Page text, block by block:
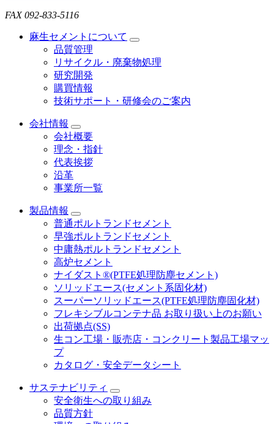
FAX 092-833-5116
麻生セメントについて
品質管理
リサイクル・廃棄物処理
研究開発
購買情報
技術サポート・研修会のご案内
会社情報
会社概要
理念・指針
代表挨拶
沿革
事業所一覧
製品情報
普通ポルトランドセメント
早強ポルトランドセメント
中庸熱ポルトランドセメント
高炉セメント
ナイダスト®(PTFE処理防塵セメント)
ソリッドエース(セメント系固化材)
スーパーソリッドエース(PTFE処理防塵固化材)
フレキシブルコンテナ品 お取り扱い上のお願い
出荷拠点(SS)
生コン工場・販売店・コンクリート製品工場マッ
プ
カタログ・安全データシート
サステナビリティ
安全衛生への取り組み
品質方針